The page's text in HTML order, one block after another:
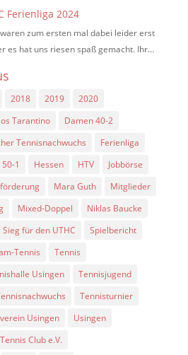
Ferienliga 2024
zum ersten mal dabei leider erst
es hat uns riesen spaß gemacht. Ihr…
2018 2019
2020
Tarantino
Damen 40-2
Tennisnachwuchs
Ferienliga
1 Hessen HTV
Jobbörse
Mara Guth
Mitglieder
Mixed-Doppel
Niklas Baucke
Sieg für den UTHC
Spielbericht
Tennis
Tennis
Usingen
Tennisjugend
Tennisturnier
Usingen
Usingen
Club e.V.